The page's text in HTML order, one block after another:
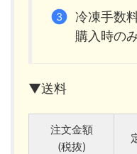
冷凍手数
購入時のみ
▼送料
注文金額
(税抜)